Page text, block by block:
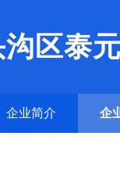
区泰
企业简介 企